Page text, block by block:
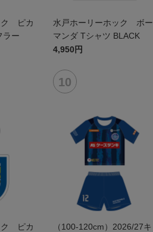
ク ピカ
ラー
水戸ホーリーホック ボー
マンダ Tシャツ BLACK
4,950円
ク ピカ
（100-120cm）2026/27キ